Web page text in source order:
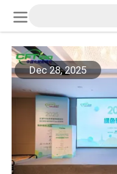
Dec 28, 2025